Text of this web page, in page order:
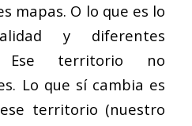
mapas. O lo que es lo
y diferentes
Ese territorio no
Lo que sí cambia es
territorio (nuestro